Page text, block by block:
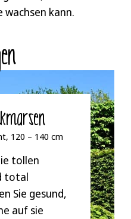
wachsen kann.
120 – 140 cm
tollen
total
Sie gesund,
auf sie